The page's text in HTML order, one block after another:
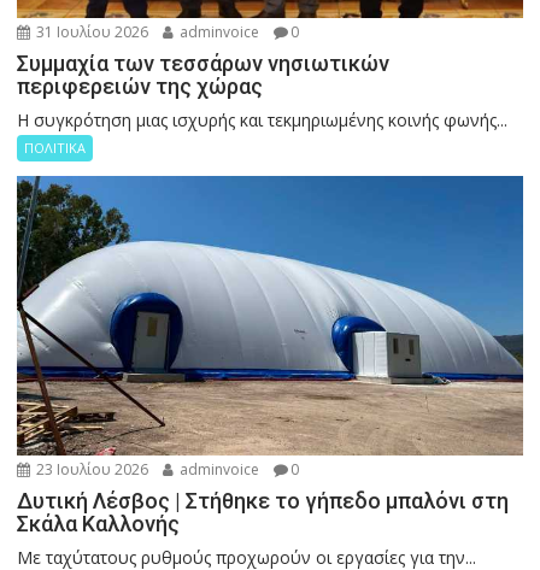
31 Ιουλίου 2026 adminvoice 0
Συμμαχία των τεσσάρων νησιωτικών
περιφερειών της χώρας
Η συγκρότηση μιας ισχυρής και τεκμηριωμένης κοινής φωνής...
ΠΟΛΙΤΙΚΑ
23 Ιουλίου 2026 adminvoice 0
Δυτική Λέσβος | Στήθηκε το γήπεδο μπαλόνι στη
Σκάλα Καλλονής
Με ταχύτατους ρυθμούς προχωρούν οι εργασίες για την...